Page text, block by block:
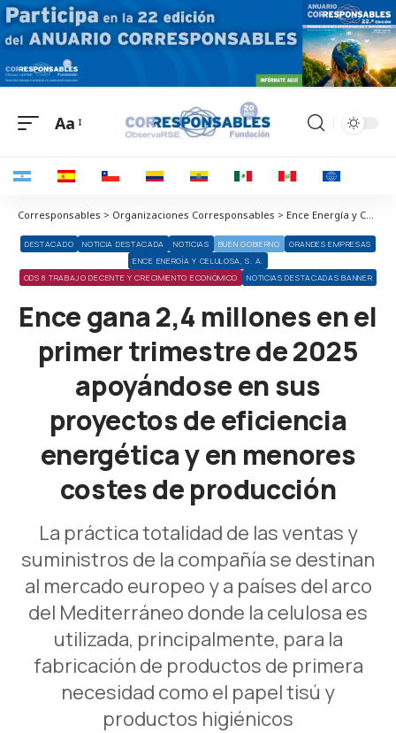
Aa
Corresponsables > Organizaciones Corresponsables > Ence Energía y Celulosa, S. A. > Ence gana 2,4 millones en el primer trimestre de 2025 apoyándose en sus proyectos de eficiencia energética y en menores costes de producción
DESTACADO NOTICIA DESTACADA NOTICIAS BUEN GOBIERNO
GRANDES EMPRESAS
ENCE ENERGÍA Y CELULOSA, S. A.
ODS 8 TRABAJO DECENTE Y CRECIMIENTO ECONÓMICO
NOTICIAS DESTACADAS BANNER
Ence gana 2,4 millones en el
primer trimestre de 2025
apoyándose en sus
proyectos de eficiencia
energética y en menores
costes de producción
La práctica totalidad de las ventas y
suministros de la compañía se destinan
al mercado europeo y a países del arco
del Mediterráneo donde la celulosa es
utilizada, principalmente, para la
fabricación de productos de primera
necesidad como el papel tisú y
productos higiénicos